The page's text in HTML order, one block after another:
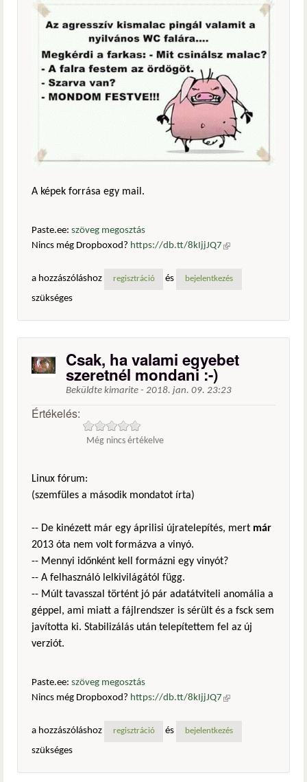
A képek forrása egy mail.
Paste.ee: szöveg megosztás
Nincs még Dropboxod? https://db.tt/8kIjjJQ7 (külső
a hozzászóláshoz
regisztráció és bejelentkezés
szükséges
Csak, ha valami egyebet
szeretnél mondani :-)
Beküldte kimarite - 2018. jan. 09. 23:23
Értékelés:
Még nincs értékelve
Linux fórum:
(szemfüles a második mondatot írta)
-- De kinézett már egy áprilisi újratelepítés, mert már
2013 óta nem volt formázva a vinyó.
-- Mennyi időnként kell formázni egy vinyót?
-- A felhasználó lelkivilágától függ.
-- Múlt tavasszal történt jó pár adatátviteli anomália a
géppel, ami miatt a fájlrendszer is sérült és a fsck sem
javította ki. Stabilizálás után telepítettem fel az új
verziót.
Paste.ee: szöveg megosztás
Nincs még Dropboxod? https://db.tt/8kIjjJQ7 (külső
a hozzászóláshoz
regisztráció és bejelentkezés
szükséges